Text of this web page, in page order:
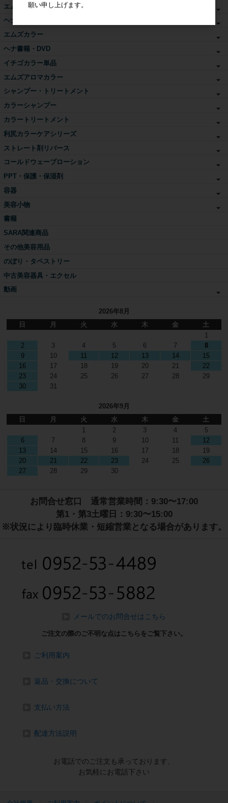
エムズヘナ&ハーブ
ヘナ関連商品
エムズカラー
ヘナ書籍・DVD
イチゴカラー単品
エムズアロマカラー
シャンプー・トリートメント
カラーシャンプー
カラートリートメント
利尻カラーケアシリーズ
ストレート剤リバース
コールドウェーブローション
PPT・保護・保湿剤
容器
美容小物
書籍
SARA関連商品
その他美容用品
のぼり・タペストリー
中古美容器具・エクセル
動画
2026年8月
日
月 火 水 木 金
土
1
2
3 4 5 6 7
8
9
10 11 12 13 14
15
16
17 18 19 20 21
22
23
24 25 26 27 28
29
30
31
2026年9月
日
月 火 水 木 金
土
1
2 3 4
5
6
7 8 9 10 11
12
13
14 15 16 17 18
19
20
21 22 23 24 25
26
27
28 29 30
お問合せ窓口 通常営業時間：9:30〜17:00
第1・第3土曜日：9:30〜15:00
※状況により臨時休業・短縮営業となる場合があります。
メールでのお問合せはこちら
ご注文の際のご不明な点はこちらをご覧下さい。
ご利用案内
返品・交換について
支払い方法
配達方法説明
お電話でのご注文も承っております、
お気軽にお電話下さい
願い申し上げます。